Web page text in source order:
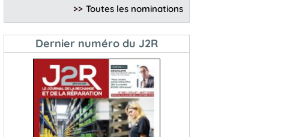
>> Toutes les nominations
Dernier numéro du J2R